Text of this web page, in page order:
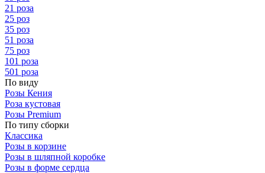
21 роза
25 роз
35 роз
51 роза
75 роз
101 роза
501 роза
По виду
Розы Кения
Роза кустовая
Розы Premium
По типу сборки
Классика
Розы в корзине
Розы в шляпной коробке
Розы в форме сердца